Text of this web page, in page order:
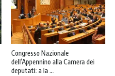
Congresso Nazionale
dell’Appennino alla Camera dei
deputati: a la ...